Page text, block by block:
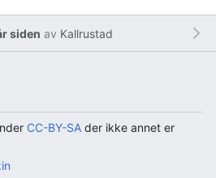
siden av Kallrustad
CC-BY-SA der ikke annet er